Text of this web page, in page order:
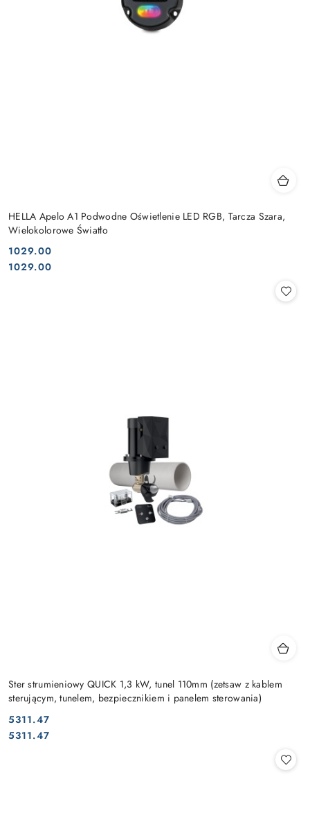
HELLA Apelo A1 Podwodne Oświetlenie LED RGB, Tarcza Szara,
Wielokolorowe Światło
Cena:
1029.00
Cena:
1029.00
Ster strumieniowy QUICK 1,3 kW, tunel 110mm (zetsaw z kablem
sterującym, tunelem, bezpiecznikiem i panelem sterowania)
Cena:
5311.47
Cena:
5311.47